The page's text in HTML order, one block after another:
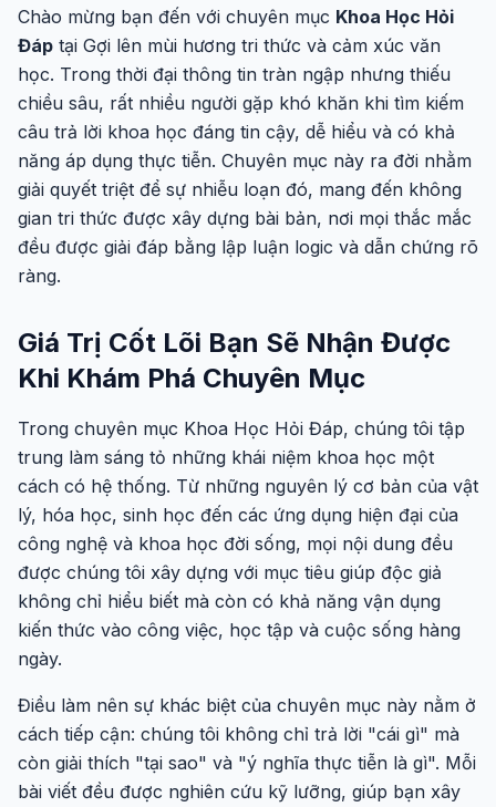
Chào mừng bạn đến với chuyên mục Khoa Học Hỏi
Đáp tại Gợi lên mùi hương tri thức và cảm xúc văn
học. Trong thời đại thông tin tràn ngập nhưng thiếu
chiều sâu, rất nhiều người gặp khó khăn khi tìm kiếm
câu trả lời khoa học đáng tin cậy, dễ hiểu và có khả
năng áp dụng thực tiễn. Chuyên mục này ra đời nhằm
giải quyết triệt để sự nhiễu loạn đó, mang đến không
gian tri thức được xây dựng bài bản, nơi mọi thắc mắc
đều được giải đáp bằng lập luận logic và dẫn chứng rõ
ràng.
Giá Trị Cốt Lõi Bạn Sẽ Nhận Được
Khi Khám Phá Chuyên Mục
Trong chuyên mục Khoa Học Hỏi Đáp, chúng tôi tập
trung làm sáng tỏ những khái niệm khoa học một
cách có hệ thống. Từ những nguyên lý cơ bản của vật
lý, hóa học, sinh học đến các ứng dụng hiện đại của
công nghệ và khoa học đời sống, mọi nội dung đều
được chúng tôi xây dựng với mục tiêu giúp độc giả
không chỉ hiểu biết mà còn có khả năng vận dụng
kiến thức vào công việc, học tập và cuộc sống hàng
ngày.
Điều làm nên sự khác biệt của chuyên mục này nằm ở
cách tiếp cận: chúng tôi không chỉ trả lời "cái gì" mà
còn giải thích "tại sao" và "ý nghĩa thực tiễn là gì". Mỗi
bài viết đều được nghiên cứu kỹ lưỡng, giúp bạn xây